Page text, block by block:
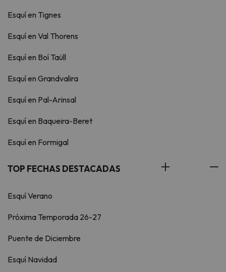
Esquí en Tignes
Esquí en Val Thorens
Esquí en Boí Taüll
Esquí en Grandvalira
Esquí en Pal-Arinsal
Esquí en Baqueira-Beret
Esquí en Formigal
TOP FECHAS DESTACADAS
Esquí Verano
Próxima Temporada 26-27
Puente de Diciembre
Esquí Navidad